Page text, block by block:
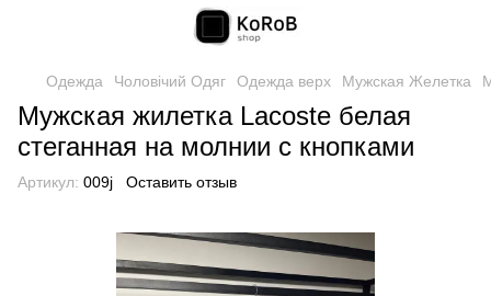
Одежда Чоловічий Одяг Одежда верх Мужская Желетка
Мужская жилетка Lacoste белая
стеганная на молнии с кнопками
Артикул: 009j Оставить отзыв